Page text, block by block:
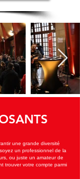
une grande diversité
un professionnel de la
ou juste un amateur de
trouver votre compte parmi